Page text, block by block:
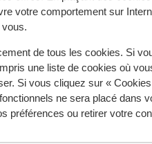
votre comportement sur
de tous les cookies. Si
une liste de cookies où
Si vous cliquez sur «
ne sera placé dans
préférences ou retirer votre